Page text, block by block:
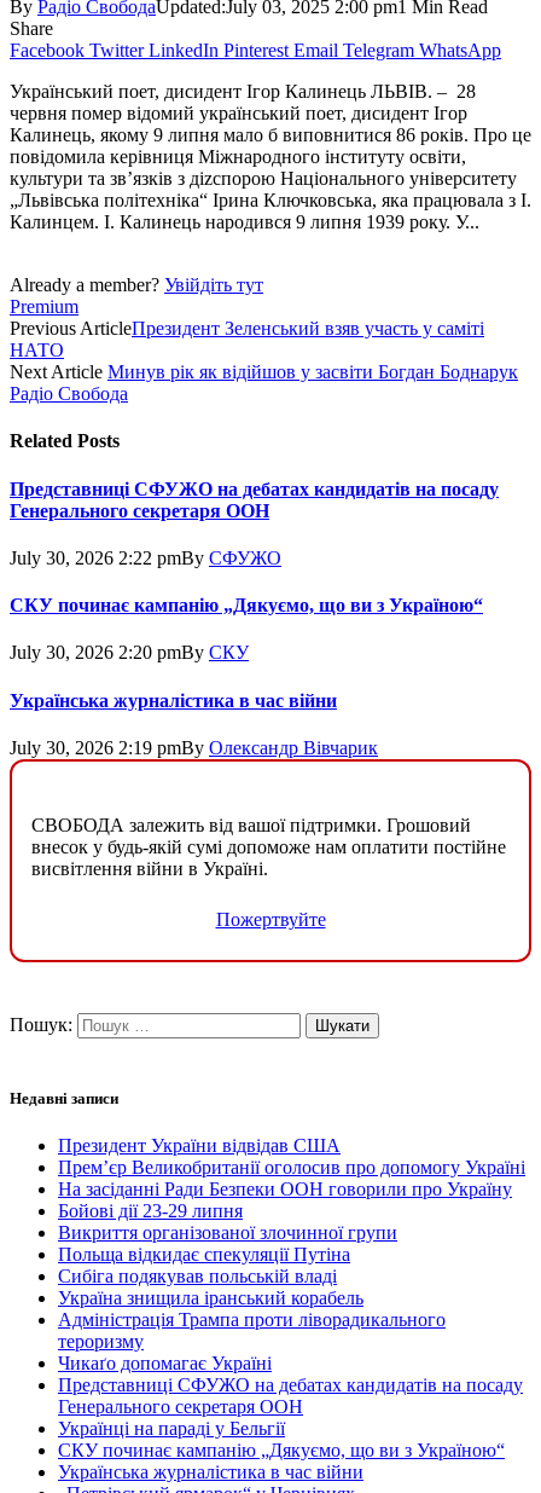
By Радіо СвободаUpdated:July 03, 2025 2:00 pm1 Min Read
Share
Facebook Twitter LinkedIn Pinterest Email Telegram WhatsApp
Український поет, дисидент Ігор Калинець ЛЬВІВ. – 28
червня помер відомий український поет, дисидент Ігор
Калинець, якому 9 липня мало б виповнитися 86 років. Про це
повідомила керівниця Міжнародного інституту освіти,
культури та зв’язків з діzспорою Національного університету
„Львівська політехніка“ Ірина Ключковська, яка працювала з І.
Калинцем. І. Калинець народився 9 липня 1939 року. У...
Already a member? Увійдіть тут
Premium
Previous ArticleПрезидент Зеленський взяв участь у саміті
НАТО
Next Article Минув рік як відійшов у засвіти Богдан Боднарук
Радіо Свобода
Related Posts
Представниці СФУЖО на дебатах кандидатів на посаду
Генерального секретаря ООН
July 30, 2026 2:22 pmBy СФУЖО
СКУ починає кампанію „Дякуємо, що ви з Україною“
July 30, 2026 2:20 pmBy СКУ
Українська журналістика в час війни
July 30, 2026 2:19 pmBy Олександр Вівчарик
СВОБОДА залежить від вашої підтримки. Грошовий
внесок у будь-якій сумі допоможе нам оплатити постійне
висвітлення війни в Україні.
Пожертвуйте
Пошук:
Недавні записи
Президент України відвідав США
Прем’єр Великобританії оголосив про допомогу Україні
На засіданні Ради Безпеки ООН говорили про Україну
Бойові дії 23-29 липня
Викриття організованої злочинної групи
Польща відкидає спекуляції Путіна
Сибіга подякував польській владі
Україна знищила іранський корабель
Адміністрація Трампа проти ліворадикального
тероризму
Чикаґо допомагає Україні
Представниці СФУЖО на дебатах кандидатів на посаду
Генерального секретаря ООН
Українці на параді у Бельгії
СКУ починає кампанію „Дякуємо, що ви з Україною“
Українська журналістика в час війни